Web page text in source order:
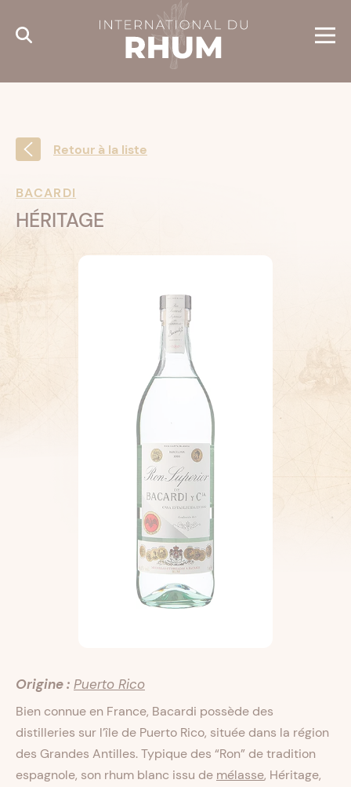
Retour à la liste
BACARDI
HÉRITAGE
Origine : Puerto Rico
Bien connue en France, Bacardi possède des
distilleries sur l’île de Puerto Rico, située dans la région
des Grandes Antilles. Typique des “Ron” de tradition
espagnole, son rhum blanc issu de mélasse, Héritage,
Cookies management panel